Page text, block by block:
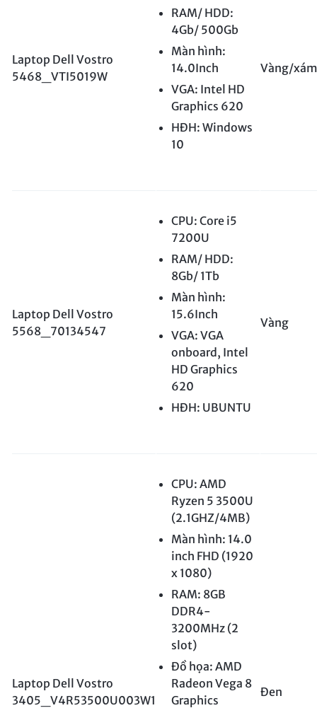
Laptop Dell Vostro
5468_VTI5019W
RAM/ HDD:
4Gb/ 500Gb
Màn hình:
14.0Inch
VGA: Intel HD
Graphics 620
HĐH: Windows
10
Vàng/xám
Laptop Dell Vostro
5568_70134547
CPU: Core i5
7200U
RAM/ HDD:
8Gb/ 1Tb
Màn hình:
15.6Inch
VGA: VGA
onboard, Intel
HD Graphics
620
HĐH: UBUNTU
Vàng
Laptop Dell Vostro
3405_V4R53500U003W1
CPU: AMD
Ryzen 5 3500U
(2.1GHZ/4MB)
Màn hình: 14.0
inch FHD (1920
x 1080)
RAM: 8GB
DDR4-
3200MHz (2
slot)
Đồ họa: AMD
Radeon Vega 8
Graphics
Đen